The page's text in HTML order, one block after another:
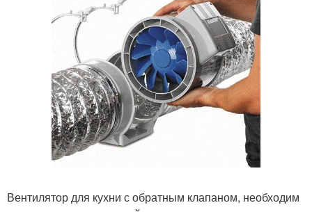
Вентилятор для кухни с обратным клапаном, необходим